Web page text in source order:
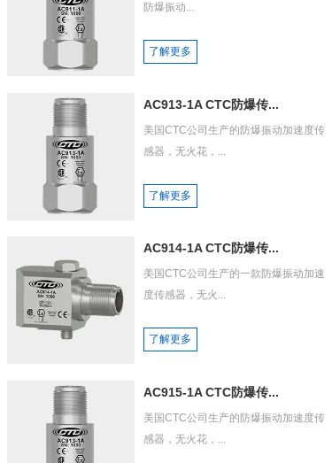
防爆振动...
了解更多
AC913-1A CTC防爆传...
美国CTC公司生产的防爆振动加速度传
感器，无火花，...
了解更多
AC914-1A CTC防爆传...
美国CTC公司生产的一款防爆振动加速
度传感器，无火...
了解更多
AC915-1A CTC防爆传...
美国CTC公司生产的防爆振动加速度传
感器，无火花，...